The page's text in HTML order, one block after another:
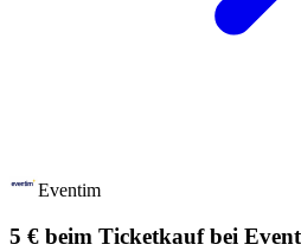
Eventim
5 € beim Ticketkauf bei